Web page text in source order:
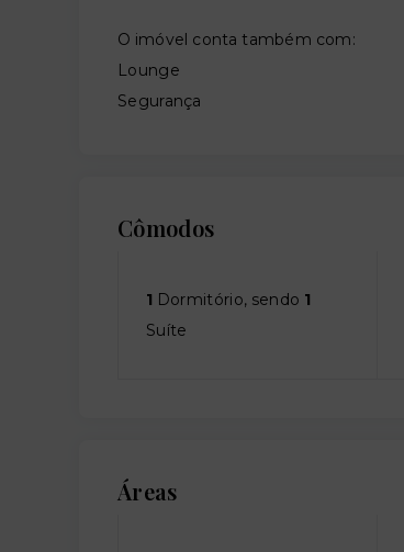
O imóvel conta também com:
Lounge
Segurança
Cômodos
1 Dormitório, sendo 1
Suíte
Áreas